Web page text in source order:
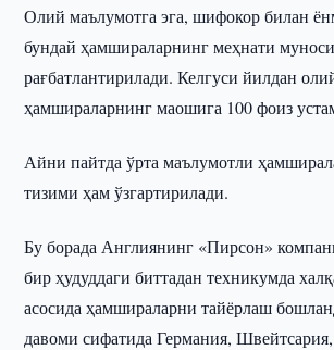
Олий маълумотга эга, шифокор билан
бундай ҳамшираларнинг меҳнати
рағбатлантирилади. Келгуси йилдан
ҳамшираларнинг маошига 100 фоиз
Айни пайтда ўрта маълумотли
тизими ҳам ўзгартирилади.
Бу борада Англиянинг «Пирсон»
бир ҳудуддаги биттадан техникумда
асосида ҳамшираларни тайёрлаш
давоми сифатида Германия,